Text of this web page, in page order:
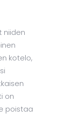
niiden
kotelo,
on
poistaa